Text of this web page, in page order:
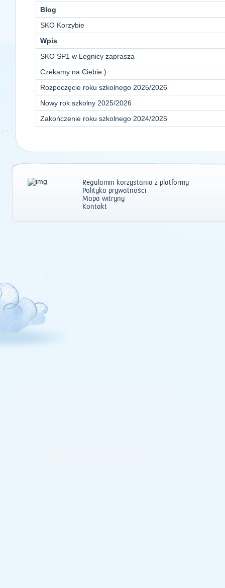
Blog
SKO Korzybie
Wpis
SKO SP1 w Legnicy zaprasza
Czekamy na Ciebie:)
Rozpoczęcie roku szkolnego 2025/2026
Nowy rok szkolny 2025/2026
Zakończenie roku szkolnego 2024/2025
Regulamin korzystania z platformy
Polityka prywatności
Mapa witryny
Kontakt